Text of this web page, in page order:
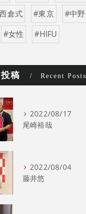
倉式 #東京
#中野
#女性 #HIFU
稿 Recent Posts
2022/08/17
尾崎裕哉
2022/08/04
藤井悠